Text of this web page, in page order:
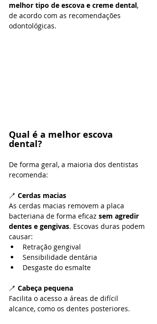
melhor tipo de escova e creme dental,
de acordo com as recomendações
odontológicas.
Qual é a melhor escova
dental?
De forma geral, a maioria dos dentistas
recomenda:
🪥 Cerdas macias
As cerdas macias removem a placa
bacteriana de forma eficaz sem agredir
dentes e gengivas. Escovas duras podem
causar:
Retração gengival
Sensibilidade dentária
Desgaste do esmalte
🪥 Cabeça pequena
Facilita o acesso a áreas de difícil
alcance, como os dentes posteriores.